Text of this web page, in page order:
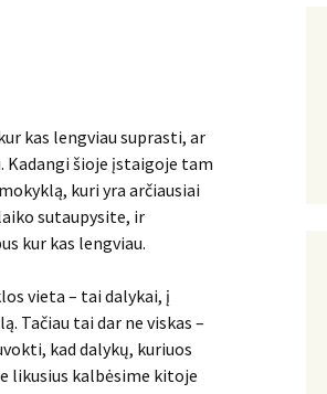
kas lengviau suprasti, ar
šioje įstaigoje tam
kuri yra arčiausiai
sutaupysite, ir
kur kas lengviau.
vieta – tai dalykai, į
Tačiau tai dar ne viskas –
kad dalykų, kuriuos
likusius kalbėsime kitoje